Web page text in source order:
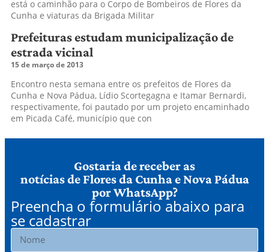
está o caminhão para o Corpo de Bombeiros de Flores da
Cunha e viaturas da Brigada Militar
Prefeituras estudam municipalização de
estrada vicinal
15 de março de 2013
Encontro nesta semana entre os prefeitos de Flores da
Cunha e Nova Pádua, Lídio Scortegagna e Itamar Bernardi,
respectivamente, foi pautado por um projeto encaminhado
em Picada Café, município que con
Gostaria de receber as
notícias de Flores da Cunha e Nova Pádua
por WhatsApp?
Preencha o formulário abaixo para
se cadastrar